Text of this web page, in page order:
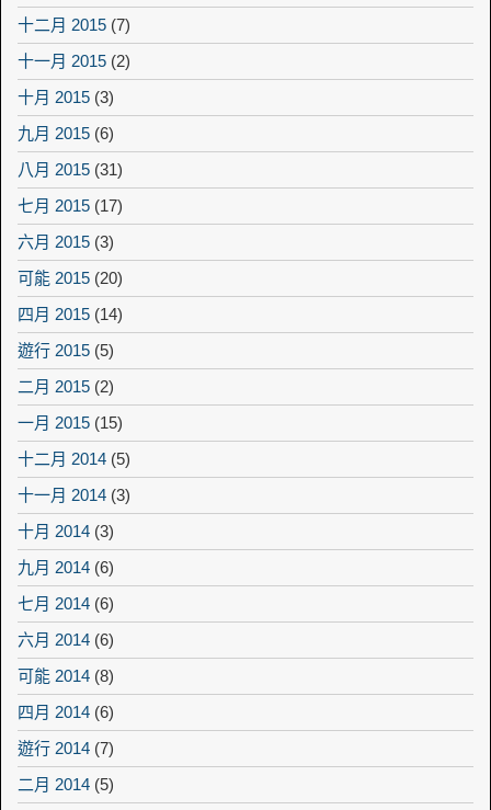
十二月 2015 (7)
十一月 2015 (2)
十月 2015 (3)
九月 2015 (6)
八月 2015 (31)
七月 2015 (17)
六月 2015 (3)
可能 2015 (20)
四月 2015 (14)
遊行 2015 (5)
二月 2015 (2)
一月 2015 (15)
十二月 2014 (5)
十一月 2014 (3)
十月 2014 (3)
九月 2014 (6)
七月 2014 (6)
六月 2014 (6)
可能 2014 (8)
四月 2014 (6)
遊行 2014 (7)
二月 2014 (5)